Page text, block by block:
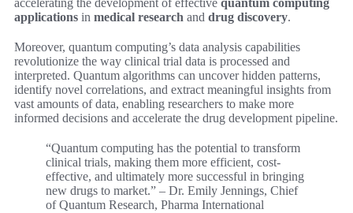
accelerating the development of effective quantum computing
applications in medical research and drug discovery.
Moreover, quantum computing’s data analysis capabilities
revolutionize the way clinical trial data is processed and
interpreted. Quantum algorithms can uncover hidden patterns,
identify novel correlations, and extract meaningful insights from
vast amounts of data, enabling researchers to make more
informed decisions and accelerate the drug development pipeline.
“Quantum computing has the potential to transform
clinical trials, making them more efficient, cost-
effective, and ultimately more successful in bringing
new drugs to market.” – Dr. Emily Jennings, Chief
of Quantum Research, Pharma International